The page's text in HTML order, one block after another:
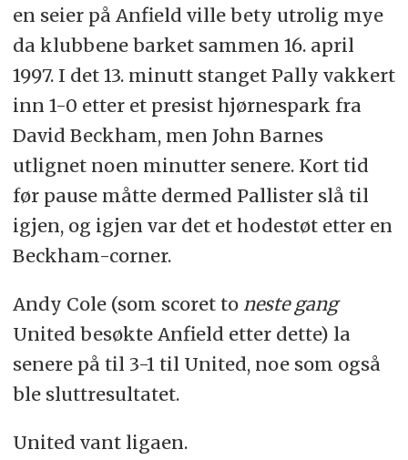
en seier på Anfield ville bety utrolig mye
da klubbene barket sammen 16. april
1997. I det 13. minutt stanget Pally vakkert
inn 1-0 etter et presist hjørnespark fra
David Beckham, men John Barnes
utlignet noen minutter senere. Kort tid
før pause måtte dermed Pallister slå til
igjen, og igjen var det et hodestøt etter en
Beckham-corner.
Andy Cole (som scoret to neste gang
United besøkte Anfield etter dette) la
senere på til 3-1 til United, noe som også
ble sluttresultatet.
United vant ligaen.